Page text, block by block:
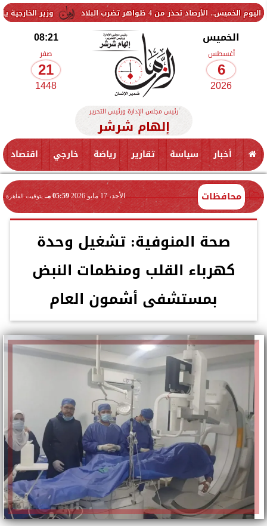
وزير الخارجية يلتقي من 4 ظواهر تضرب البلاد
الخميس
أغسطس
6
2026
08:21
صفر
21
1448
رئيس مجلس الإدارة ورئيس التحرير
إلهام شرشر
أخبار سياسة تقارير رياضة خارجي اقتصاد
محافظات الأحد، 17 مايو 2026 05:59 مـ بتوقيت القاهرة
صحة المنوفية: تشغيل وحدة
كهرباء القلب ومنظمات النبض
بمستشفى أشمون العام